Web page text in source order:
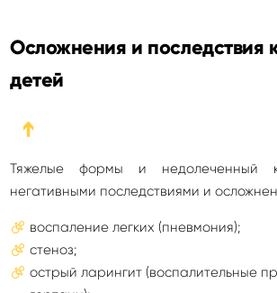
Осложнения и последствия
детей
➔
Тяжелые формы и недолеченный
негативными последствиями и
воспаление легких (пневмония);
стеноз;
острый ларингит (воспалительные